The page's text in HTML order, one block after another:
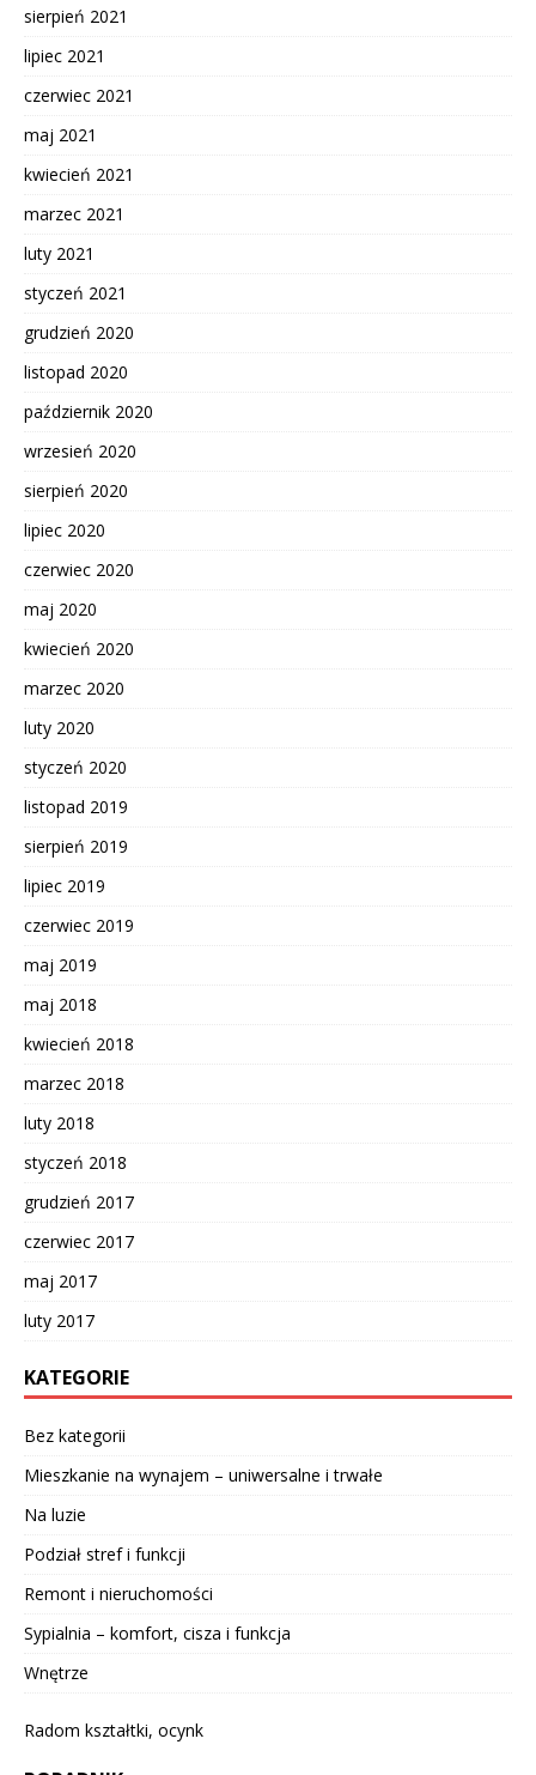
sierpień 2021
lipiec 2021
czerwiec 2021
maj 2021
kwiecień 2021
marzec 2021
luty 2021
styczeń 2021
grudzień 2020
listopad 2020
październik 2020
wrzesień 2020
sierpień 2020
lipiec 2020
czerwiec 2020
maj 2020
kwiecień 2020
marzec 2020
luty 2020
styczeń 2020
listopad 2019
sierpień 2019
lipiec 2019
czerwiec 2019
maj 2019
maj 2018
kwiecień 2018
marzec 2018
luty 2018
styczeń 2018
grudzień 2017
czerwiec 2017
maj 2017
luty 2017
KATEGORIE
Bez kategorii
Mieszkanie na wynajem – uniwersalne i trwałe
Na luzie
Podział stref i funkcji
Remont i nieruchomości
Sypialnia – komfort, cisza i funkcja
Wnętrze
Radom kształtki, ocynk